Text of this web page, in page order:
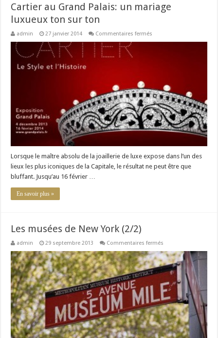
Cartier au Grand Palais: un mariage
luxueux ton sur ton
admin 27 janvier 2014 Commentaires fermés
sur
ton
Lorsque le maître absolu de la joaillerie de luxe expose dans l’un des
lieux les plus iconiques de la Capitale, le résultat ne peut être que
bluffant. Jusqu’au 16 février …
En savoir plus »
Les musées de New York (2/2)
admin 29 septembre 2013 Commentaires fermés
musées
de
New
York
(2/2)